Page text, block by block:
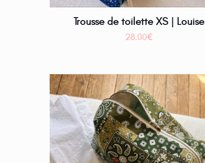
Trousse de toilette XS | Louise
28.00€